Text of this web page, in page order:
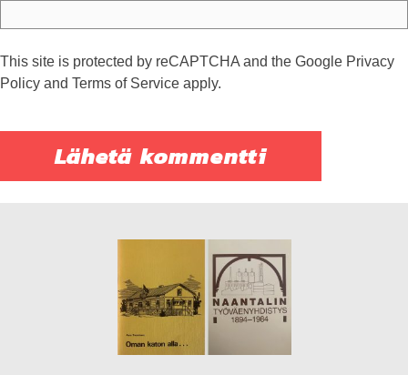
This site is protected by reCAPTCHA and the Google Privacy
Policy and Terms of Service apply.